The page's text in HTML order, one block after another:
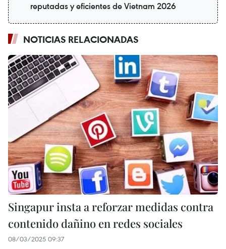
reputadas y eficientes de Vietnam 2026
NOTICIAS RELACIONADAS
Singapur insta a reforzar medidas contra
contenido dañino en redes sociales
08/03/2025 09:37